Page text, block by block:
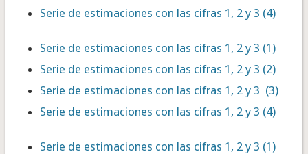
Serie de estimaciones con las cifras 1, 2 y 3 (4)
Serie de estimaciones con las cifras 1, 2 y 3 (1)
Serie de estimaciones con las cifras 1, 2 y 3 (2)
Serie de estimaciones con las cifras 1, 2 y 3 (3)
Serie de estimaciones con las cifras 1, 2 y 3 (4)
Serie de estimaciones con las cifras 1, 2 y 3 (1)